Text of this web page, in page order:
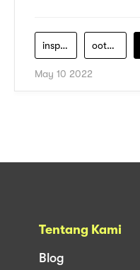
inspirasi-outfit-hijab ootd-hijab
May 10 2022
Tentang Kami
Blog